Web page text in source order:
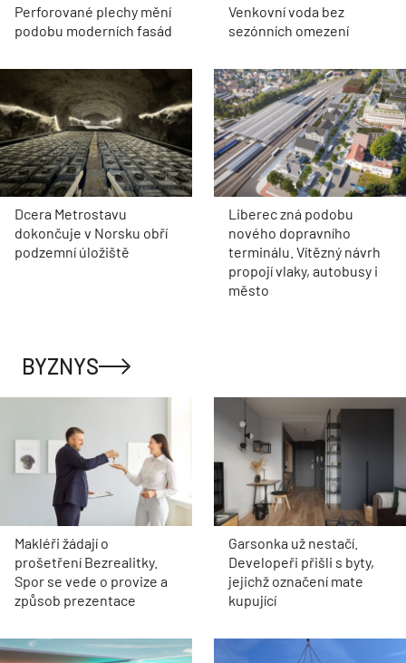
Perforované plechy mění
podobu moderních fasád
Venkovní voda bez
sezónních omezení
Dcera Metrostavu
dokončuje v Norsku obří
podzemní úložiště
Liberec zná podobu
nového dopravního
terminálu. Vítězný návrh
propojí vlaky, autobusy i
město
BYZNYS
Makléři žádají o
prošetření Bezrealitky.
Spor se vede o provize a
způsob prezentace
Garsonka už nestačí.
Developeři přišli s byty,
jejichž označení mate
kupující